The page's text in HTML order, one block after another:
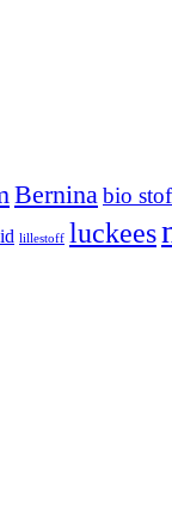
Berninabio
lillestoff luckees